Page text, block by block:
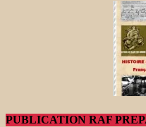
PUBLICATION RAF